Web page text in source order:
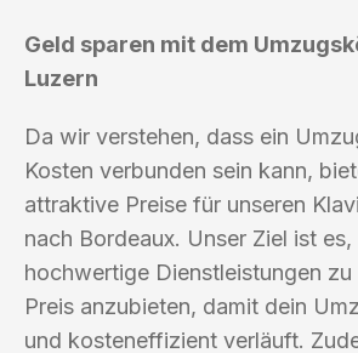
Geld sparen mit dem
Luzern
Da wir verstehen, dass ein
Kosten verbunden sein kann,
attraktive Preise für unseren
nach Bordeaux. Unser Ziel ist
hochwertige Dienstleistungen zu
Preis anzubieten, damit dein
und kosteneffizient verläuft.